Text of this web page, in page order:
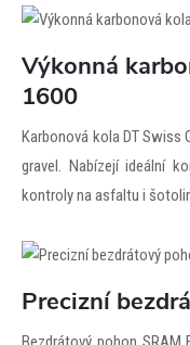
Výkonná
1600
Karbonová kola DT Swiss
gravel. Nabízejí ideální
kontroly na asfaltu i
Precizní